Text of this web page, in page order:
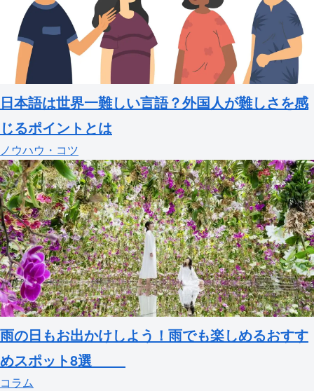
日本語は世界一難しい言語？外国人が難しさを感
じるポイントとは
ノウハウ・コツ
雨の日もお出かけしよう！雨でも楽しめるおすす
めスポット8選
コラム